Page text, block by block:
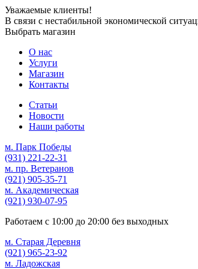
Уважаемые клиенты!
В связи с нестабильной экономической
Выбрать магазин
О нас
Услуги
Магазин
Контакты
Статьи
Новости
Наши работы
м. Парк Победы
(931) 221-22-31
м. пр. Ветеранов
(921) 905-35-71
м. Академическая
(921) 930-07-95
Работаем с 10:00 до 20:00 без выходных
м. Старая Деревня
(921) 965-23-92
м. Ладожская